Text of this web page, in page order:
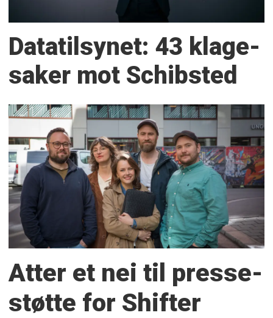
Datatilsynet: 43 klage­
saker mot Schibsted
Atter et nei til presse­
støtte for Shifter